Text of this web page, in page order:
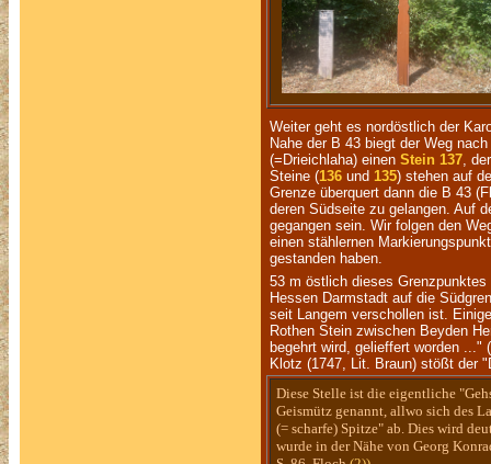
Weiter geht es nordöstlich der
Nahe der B 43 biegt der Weg
(=Drieichlaha) einen Stein 137,
Steine (136 und 135) stehen auf
Grenze überquert dann die B 43
deren Südseite zu gelangen. Auf
gegangen sein. Wir folgen den
einen stählernen
gestanden haben.
53 m östlich dieses
Hessen Darmstadt auf die
seit Langem verschollen ist.
Rothen Stein zwischen Beyden
begehrt wird, gelieffert worden
Klotz (1747, Lit. Braun) stößt der
Diese Stelle ist die eigentliche
Geismütz genannt, allwo sich des
(= scharfe) Spitze" ab. Dies wird
wurde in der Nähe von Georg